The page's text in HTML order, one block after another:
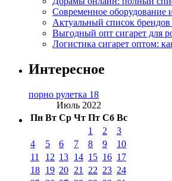
Современное оборудование
Актуальный список брендов
Выгодный опт сигарет для
Логистика сигарет оптом:
Интересное
порно рулетка 18
Июль 2022
Пн Вт Ср Чт Пт Сб Вс
1
2
3
4
5 6 7 8 9
10
11
12 13 14 15 16 17
18 19 20 21 22 23 24